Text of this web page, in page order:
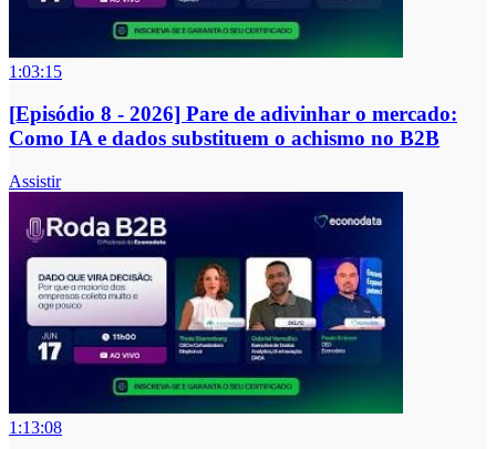
1:03:15
[Episódio 8 - 2026] Pare de adivinhar o mercado:
Como IA e dados substituem o achismo no B2B
Assistir
1:13:08